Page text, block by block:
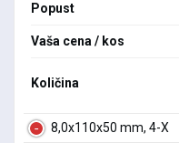
Popust
Vaša cena / kos
Količina
8,0x110x50 mm, 4-X